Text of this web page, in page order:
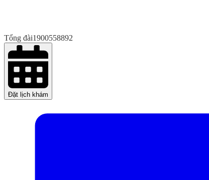
Tổng đài1900558892
Đặt lịch khám